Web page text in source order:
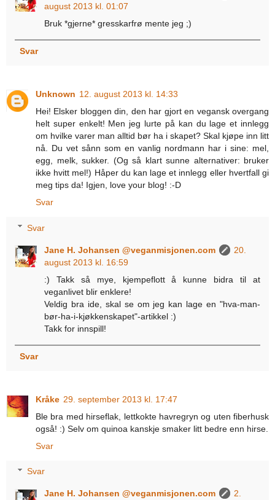
august 2013 kl. 01:07
Bruk *gjerne* gresskarfrø mente jeg ;)
Svar
Unknown 12. august 2013 kl. 14:33
Hei! Elsker bloggen din, den har gjort en vegansk overgang
helt super enkelt! Men jeg lurte på kan du lage et innlegg
om hvilke varer man alltid bør ha i skapet? Skal kjøpe inn litt
nå. Du vet sånn som en vanlig nordmann har i sine: mel,
egg, melk, sukker. (Og så klart sunne alternativer: bruker
ikke hvitt mel!) Håper du kan lage et innlegg eller hvertfall gi
meg tips da! Igjen, love your blog! :-D
Svar
Svar
Jane H. Johansen @veganmisjonen.com
20.
august 2013 kl. 16:59
:) Takk så mye, kjempeflott å kunne bidra til at
veganlivet blir enklere!
Veldig bra ide, skal se om jeg kan lage en "hva-man-
bør-ha-i-kjøkkenskapet"-artikkel :)
Takk for innspill!
Svar
Kråke 29. september 2013 kl. 17:47
Ble bra med hirseflak, lettkokte havregryn og uten fiberhusk
også! :) Selv om quinoa kanskje smaker litt bedre enn hirse.
Svar
Svar
Jane H. Johansen @veganmisjonen.com 2.